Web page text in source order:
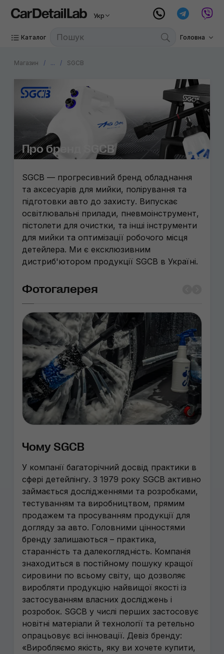
Укр
Каталог Головна
Магазин ... SGCB
Про бренд SGCB
SGCB — прогресивний бренд обладнання
та аксесуарів для мийки, полірування та
підготовки авто до захисту. Випускає
освітлювальні прилади, пневмоінструмент,
пістолети для очистки, та інші інструменти
для мийки та оптимізації робочого місця
детейлера. Ми є ексклюзивним
дистриб'ютором продукції SGCB в Україні.
Фотогалерея
Чому SGCB
У компанії багаторічний досвід практики в
сфері детейлінгу. З 1979 року SGCB активно
займається дослідженнями та розробками,
тестуванням та виробництвом, прямим
продажем та просуванням продукції для
догляду за авто. Головними цінностями
бренду залишаються – практика,
старанність та далекоглядність. Компанія
знаходиться в постійному пошуку кращої
сировини по всьому світу, що дозволяє
виробляти продукцію найвищої якості із
застосуванням власних досліджень і
розробок. SGCB у числі перших застосовує
новітні матеріали й технології та ретельно
опрацьовує всі інновації. Девіз бренду:
«Виробляємо якість, яку ви хочете купити,